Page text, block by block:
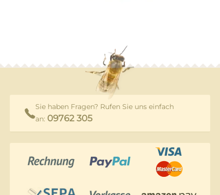
Sie haben Fragen? Rufen Sie uns einfach
an: 09762 305